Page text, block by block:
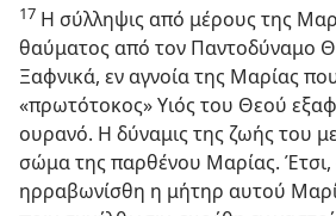
17 Η σύλληψις από μέρους της
θαύματος από τον Παντοδύναμο
Ξαφνικά, εν αγνοία της Μαρίας
«πρωτότοκος» Υιός του Θεού
ουρανό. Η δύναμις της ζωής του
σώμα της παρθένου Μαρίας.
ηρραβωνίσθη η μήτηρ αυτού